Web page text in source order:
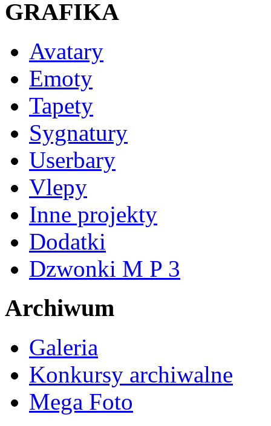
GRAFIKA
Avatary
Emoty
Tapety
Sygnatury
Userbary
Vlepy
Inne projekty
Dodatki
Dzwonki M P 3
Archiwum
Galeria
Konkursy archiwalne
Mega Foto